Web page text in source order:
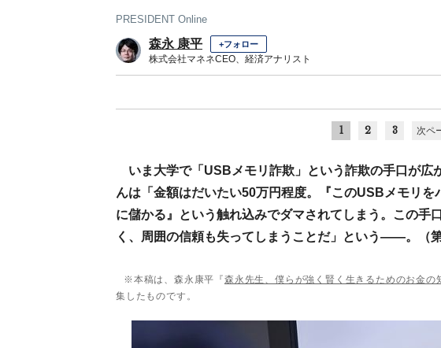
PRESIDENT Online
森永 康平 +フォロー
株式会社マネネCEO、経済アナリスト
1 2 3 次ペ
いま大学で「USBメモリ詐欺」という詐欺の手口が広
んは「金額はだいたい50万円程度。『このUSBメモリ
に儲かる』という触れ込みでダマされてしまう。この手
く、周囲の信頼も失ってしまうことだ」という――。（第
※本稿は、森永康平『森永先生、僕らが強く賢く生きるためのお金の
集したものです。